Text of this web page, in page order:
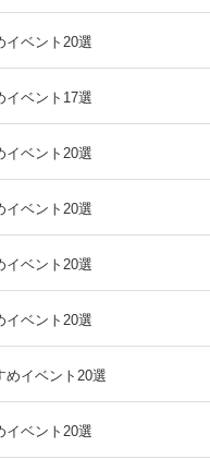
イベント20選
イベント17選
イベント20選
イベント20選
イベント20選
イベント20選
めイベント20選
イベント20選